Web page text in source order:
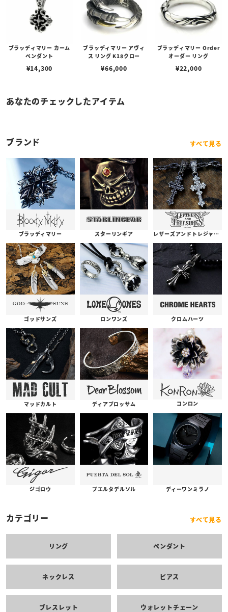
ブラッディマリー カーム
ペンダント
¥14,300
ブラッディマリー アヴィ
ス リング K18クロー
¥66,000
ブラッディマリー Order
オーダー リング
¥22,000
あなたのチェックしたアイテム
ブランド すべて見る
ブラッディマリー スターリンギア レザーズアンドトレジャーズ
ゴッドサンズ ロンワンズ クロムハーツ
マッドカルト ディアブロッサム コンロン
ジゴロウ プエルタデルソル ディーワンミラノ
カテゴリー すべて見る
リング ペンダント
ネックレス ピアス
ブレスレット ウォレットチェーン